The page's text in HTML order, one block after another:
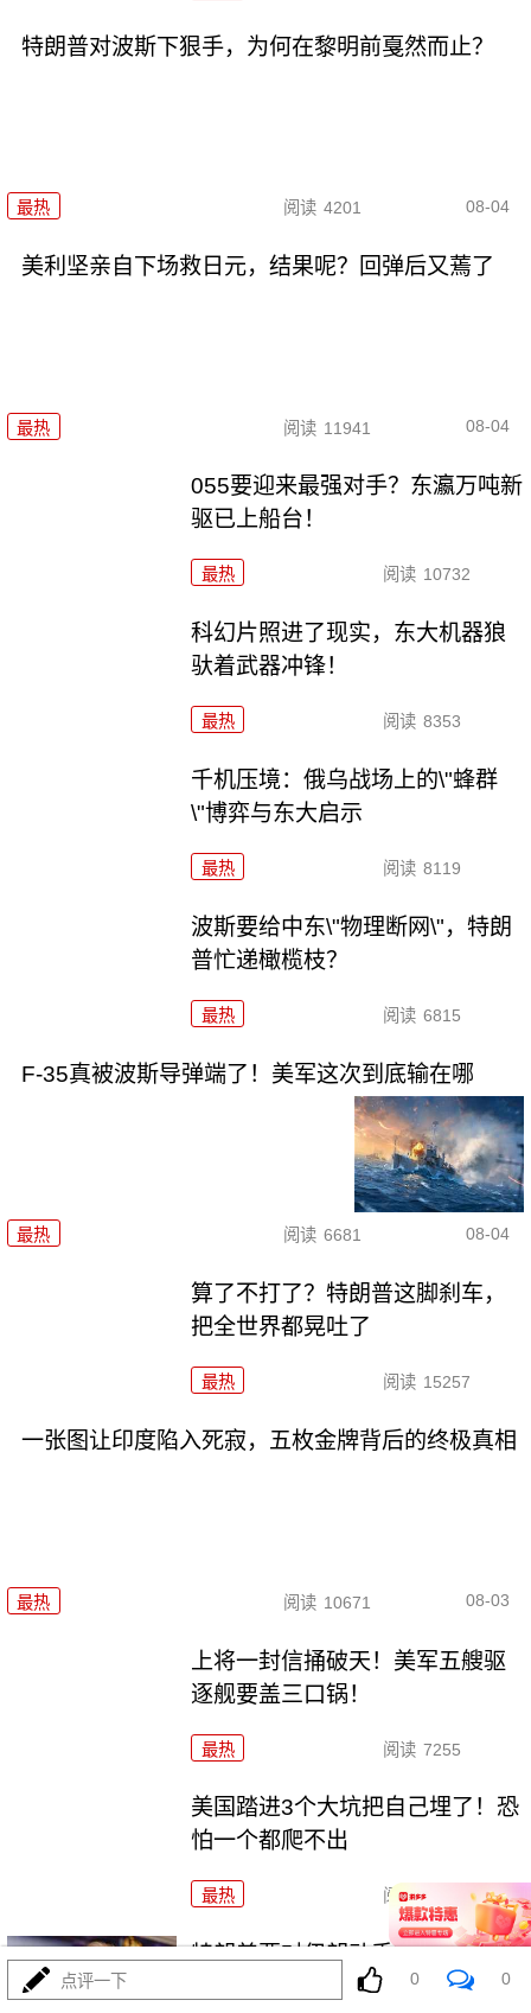
特朗普对波斯下狠手，为何在黎明前戛然而止？
最热 阅读 4201 08-04
美利坚亲自下场救日元，结果呢？回弹后又蔫了
最热 阅读 11941 08-04
055要迎来最强对手？东瀛万吨新
驱已上船台！
最热 阅读 10732
科幻片照进了现实，东大机器狼
驮着武器冲锋！
最热 阅读 8353
千机压境：俄乌战场上的\"蜂群
\"博弈与东大启示
最热 阅读 8119
波斯要给中东\"物理断网\"，特朗
普忙递橄榄枝？
最热 阅读 6815
F-35真被波斯导弹端了！美军这次到底输在哪
最热 阅读 6681 08-04
算了不打了？特朗普这脚刹车，
把全世界都晃吐了
最热 阅读 15257
一张图让印度陷入死寂，五枚金牌背后的终极真相
最热 阅读 10671 08-03
上将一封信捅破天！美军五艘驱
逐舰要盖三口锅！
最热 阅读 7255
美国踏进3个大坑把自己埋了！恐
怕一个都爬不出
最热 阅读 17086
特朗普要对伊朗动手？最狠的还
没来，最骚的来了
点评一下 0 0